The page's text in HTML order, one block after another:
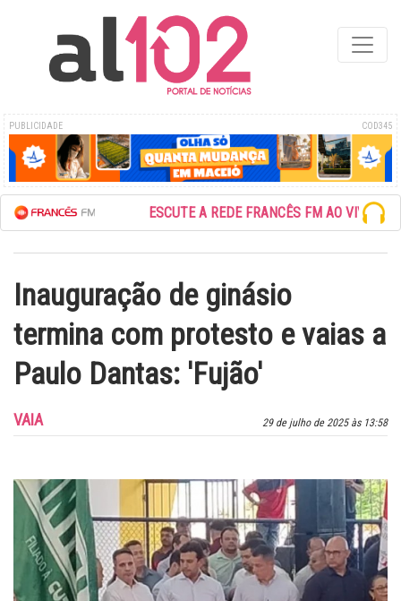
PUBLICIDADE COD345
ESCUTE A REDE FRANCÊS FM AO VIVO
Inauguração de ginásio
termina com protesto e vaias a
Paulo Dantas: 'Fujão'
29 de julho de 2025 às 13:58
VAIA